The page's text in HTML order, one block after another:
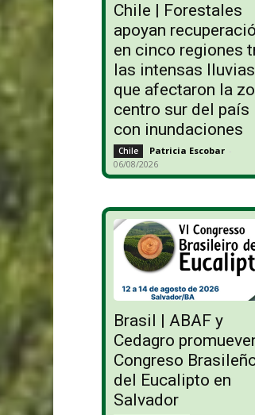
Chile | Forestales
apoyan
en cinco regiones
las intensas lluvias
que afectaron la
centro sur del país
con inundaciones
Chile Patricia Escobar -
06/08/2026
Brasil | ABAF y
Cedagro
Congreso
del Eucalipto en
Salvador